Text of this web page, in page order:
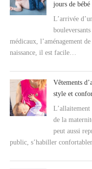
jours de bébé
L’arrivée
médicaux, l’aménagement
naissance, il est facile…
Vêtements
style et
de la
peut aussi
public, s’habiller